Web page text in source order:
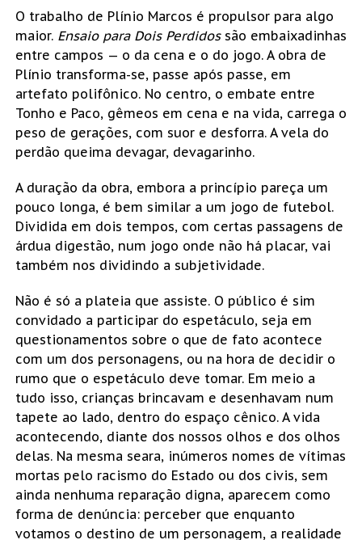
O trabalho de Plínio Marcos é propulsor para algo
maior. Ensaio para Dois Perdidossão embaixadinhas
entre campos — o da cena e o do jogo. A obra de
Plínio transforma-se, passe após passe, em
artefato polifônico. No centro, o embate entre
Tonho e Paco, gêmeos em cena e na vida, carrega o
peso de gerações, com suor e desforra. A vela do
perdão queima devagar, devagarinho.
A duração da obra, embora a princípio pareça um
pouco longa, é bem similar a um jogo de futebol.
Dividida em dois tempos, com certas passagens de
árdua digestão, num jogo onde não há placar, vai
também nos dividindo a subjetividade.
Não é só a plateia que assiste. O público é sim
convidado a participar do espetáculo, seja em
questionamentos sobre o que de fato acontece
com um dos personagens, ou na hora de decidir o
rumo que o espetáculo deve tomar. Em meio a
tudo isso, crianças brincavam e desenhavam num
tapete ao lado, dentro do espaço cênico. A vida
acontecendo, diante dos nossos olhos e dos olhos
delas. Na mesma seara, inúmeros nomes de vítimas
mortas pelo racismo do Estado ou dos civis, sem
ainda nenhuma reparação digna, aparecem como
forma de denúncia: perceber que enquanto
votamos o destino de um personagem, a realidade